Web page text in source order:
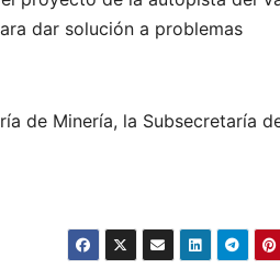
dar solución a problemas
de Minería, la Subsecretaría